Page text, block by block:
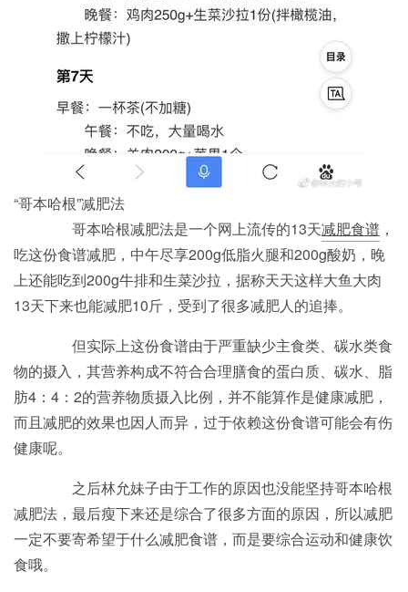
“哥本哈根”减肥法
哥本哈根减肥法是一个网上流传的13天减肥食谱 ，
吃这份食谱减肥，中午尽享200g低脂火腿和200g酸奶，晚
上还能吃到200g牛排和生菜沙拉，据称天天这样大鱼大肉
13天下来也能减肥10斤，受到了很多减肥人的追捧。
但实际上这份食谱由于严重缺少主食类、碳水类食
物的摄入，其营养构成不符合合理膳食的蛋白质、碳水、脂
肪4：4：2的营养物质摄入比例，并不能算作是健康减肥，
而且减肥的效果也因人而异，过于依赖这份食谱可能会有伤
健康呢。
之后林允妹子由于工作的原因也没能坚持哥本哈根
减肥法，最后瘦下来还是综合了很多方面的原因，所以减肥
一定不要寄希望于什么减肥食谱，而是要综合运动和健康饮
食哦。